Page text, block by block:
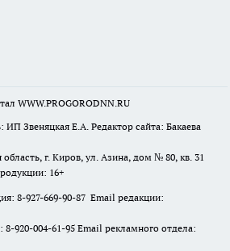
WWW.PROGORODNN.RU
Звеняцкая Е.А. Редактор сайта: Бакаева
область, г. Киров, ул. Азина, дом № 80, кв. 31
16+
8-927-669-90-87 Email редакции:
920-004-61-95 Email рекламного отдела: